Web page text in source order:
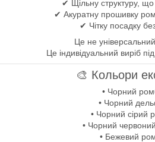
✔ Щільну структуру,
✔ Акуратну прошивку
✔ Чітку посадку
Це не
Це індивідуальний виріб
🎨 Кольори
• Чорний
• Чорний
• Чорний сірий
• Чорний
• Бежевий